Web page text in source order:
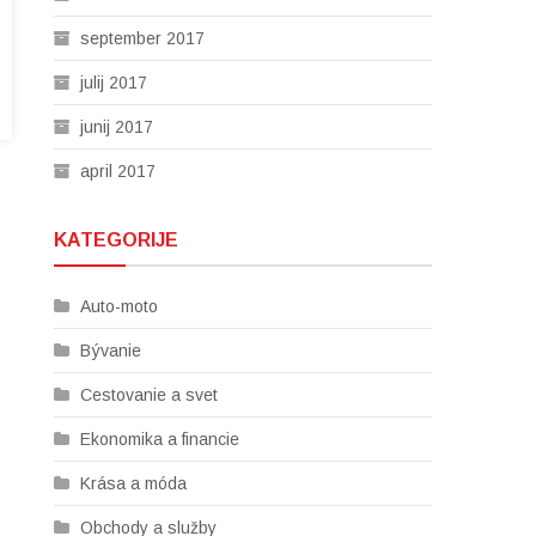
september 2017
julij 2017
junij 2017
april 2017
KATEGORIJE
Auto-moto
Bývanie
Cestovanie a svet
Ekonomika a financie
Krása a móda
Obchody a služby